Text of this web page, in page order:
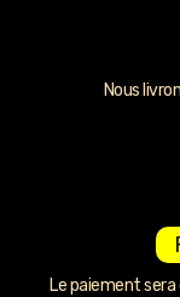
Nous
Le paiement